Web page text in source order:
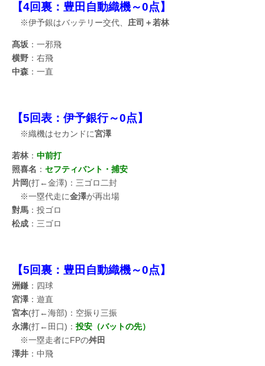
【4回裏：豊田自動織機～0点】
※伊予銀はバッテリー交代、 庄司＋若林
髙坂 ：一邪飛
横野 ：右飛
中森 ：一直
【5回表：伊予銀行～0点】
※織機はセカンドに宮澤
若林： 中前打
照喜名 ： セフティバント・捕安
片岡(打←金澤)：三ゴロ二封
※一塁代走に金澤が再出場
對馬 ：投ゴロ
松成 ：三ゴロ
【5回裏：豊田自動織機～0点】
洲鎌 ：四球
宮澤 ：遊直
宮本(打←海部)：空振り三振
永溝(打←田口)： 投安（バットの先）
※一塁走者にFPの舛田
澤井 ：中飛